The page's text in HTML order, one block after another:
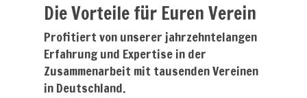
Die Vorteile für Euren Verein
Profitiert von unserer jahrzehntelangen
Erfahrung und Expertise in der
Zusammenarbeit mit tausenden Vereinen
in Deutschland.